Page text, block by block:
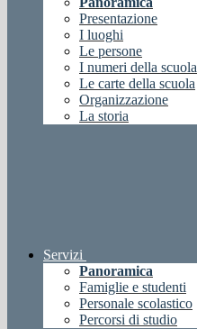
Presentazione
I luoghi
Le persone
I numeri della scuola
Le carte della scuola
Organizzazione
La storia
Servizi
Panoramica
Famiglie e studenti
Personale scolastico
Percorsi di studio